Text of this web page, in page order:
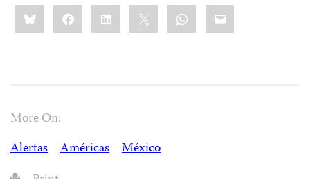
Share
this:BlueskyFacebookLinkedIn WhatsApp
Email
More On:
Alertas
Américas
México